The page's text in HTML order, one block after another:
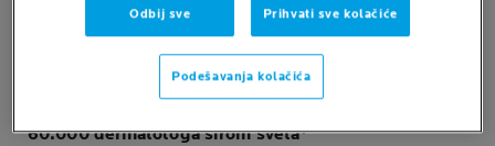
Ispitan pod dermatološkim nadzorom. Testiran na
alergije. Bez mirisa.
60.000 dermatologa širom sveta*
Odbij sve Prihvati sve kolačiće
Podešavanja kolačića